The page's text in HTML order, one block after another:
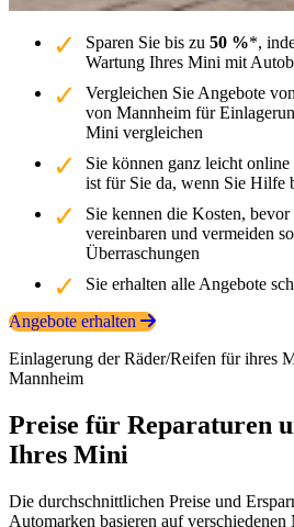
Sparen Sie bis zu 50 %*,
Wartung Ihres Mini mit
Vergleichen Sie Angebote
von Mannheim für
Mini vergleichen
Sie können ganz leicht
ist für Sie da, wenn Sie Hilfe
Sie kennen die Kosten,
vereinbaren und vermeiden
Überraschungen
Sie erhalten alle Angebote
Angebote erhalten
Einlagerung der Räder/Reifen für ihres
Mannheim
Preise für Reparaturen
Ihres Mini
Die durchschnittlichen Preise und
Automarken basieren auf